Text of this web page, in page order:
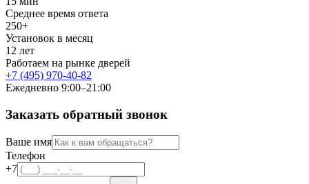
Среднее время ответа
250+
Установок в месяц
12 лет
Работаем на рынке дверей
+7 (495) 970-40-82
Ежедневно 9:00–21:00
Заказать обратный звонок
Ваше имя
Телефон
+7